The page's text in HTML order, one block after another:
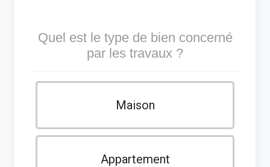
Quel est le type de bien concerné
par les travaux ?
Maison
Appartement